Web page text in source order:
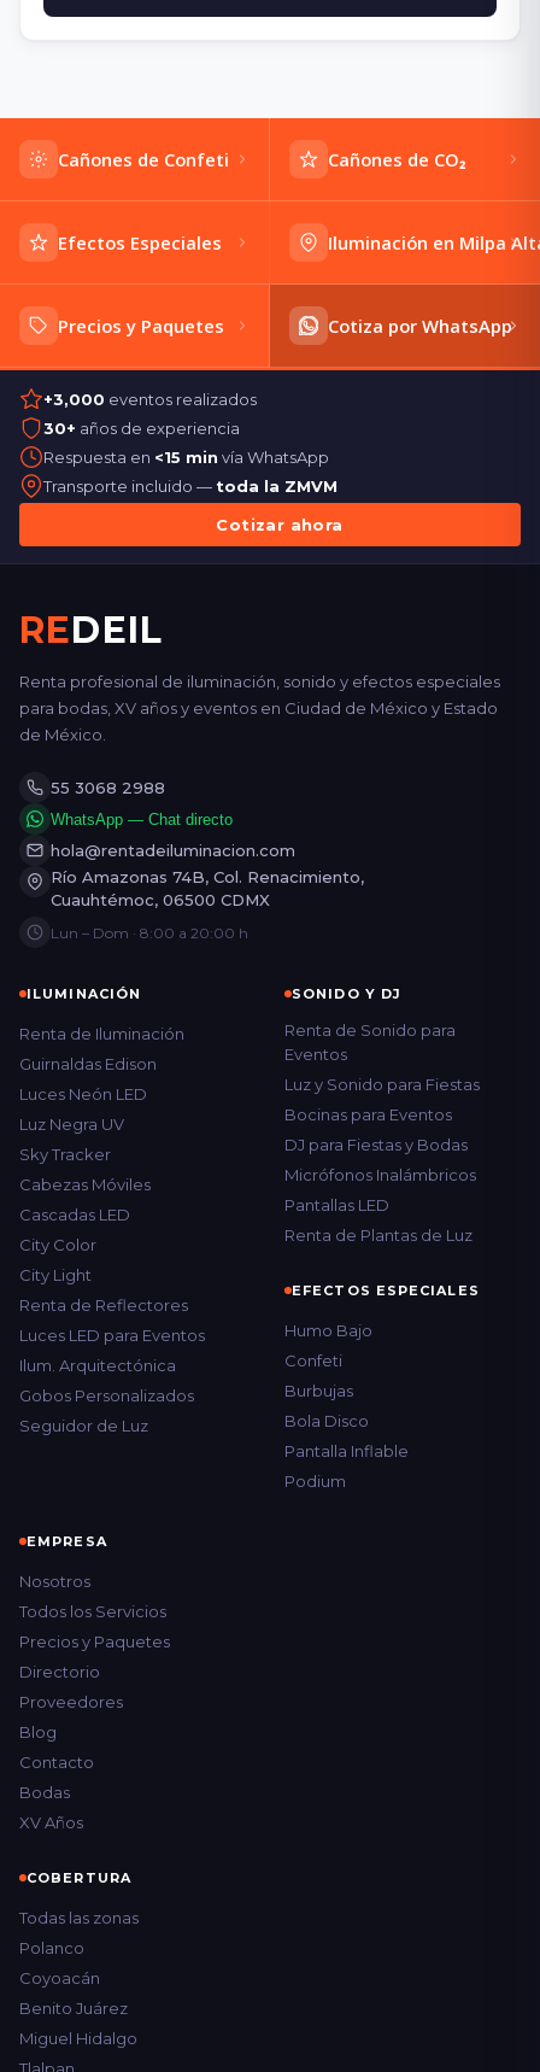
Cañones de Confeti Cañones de CO₂
Efectos Especiales Iluminación en Milpa
Precios y Paquetes Cotiza por WhatsApp
+3,000 eventos realizados
30+ años de experiencia
Respuesta en <15 min vía WhatsApp
Transporte incluido — toda la ZMVM
Cotizar ahora
REDEIL
Renta profesional de iluminación, sonido y efectos especiales
para bodas, XV años y eventos en Ciudad de México y Estado
de México.
55 3068 2988
WhatsApp — Chat directo
hola@rentadeiluminacion.com
Río Amazonas 74B, Col. Renacimiento,
Cuauhtémoc, 06500 CDMX
Lun – Dom · 8:00 a 20:00 h
ILUMINACIÓN
Renta de Iluminación
Guirnaldas Edison
Luces Neón LED
Luz Negra UV
Sky Tracker
Cabezas Móviles
Cascadas LED
City Color
City Light
Renta de Reflectores
Luces LED para Eventos
Ilum. Arquitectónica
Gobos Personalizados
Seguidor de Luz
SONIDO Y DJ
Renta de Sonido para
Eventos
Luz y Sonido para Fiestas
Bocinas para Eventos
DJ para Fiestas y Bodas
Micrófonos Inalámbricos
Pantallas LED
Renta de Plantas de Luz
EFECTOS ESPECIALES
Humo Bajo
Confeti
Burbujas
Bola Disco
Pantalla Inflable
Podium
EMPRESA
Nosotros
Todos los Servicios
Precios y Paquetes
Directorio
Proveedores
Blog
Contacto
Bodas
XV Años
COBERTURA
Todas las zonas
Polanco
Coyoacán
Benito Juárez
Miguel Hidalgo